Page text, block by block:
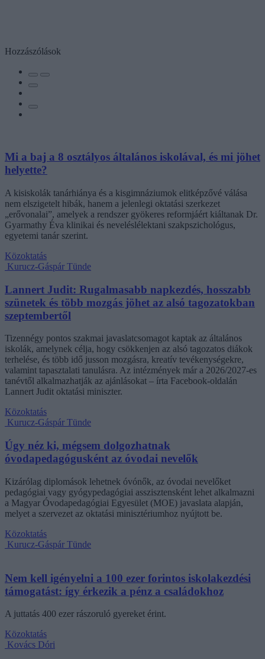
Hozzászólások
Mi a baj a 8 osztályos általános iskolával, és mi jöhet
helyette?
A kisiskolák tanárhiánya és a kisgimnáziumok elitképzővé válása
nem elszigetelt hibák, hanem a jelenlegi oktatási szerkezet
„erővonalai”, amelyek a rendszer gyökeres reformjáért kiáltanak Dr.
Gyarmathy Éva klinikai és neveléslélektani szakpszichológus,
egyetemi tanár szerint.
Közoktatás
Kurucz-Gáspár Tünde
Lannert Judit: Rugalmasabb napkezdés, hosszabb
szünetek és több mozgás jöhet az alsó tagozatokban
szeptembertől
Tizennégy pontos szakmai javaslatcsomagot kaptak az általános
iskolák, amelynek célja, hogy csökkenjen az alsó tagozatos diákok
terhelése, és több idő jusson mozgásra, kreatív tevékenységekre,
valamint tapasztalati tanulásra. Az intézmények már a 2026/2027-es
tanévtől alkalmazhatják az ajánlásokat – írta Facebook-oldalán
Lannert Judit oktatási miniszter.
Közoktatás
Kurucz-Gáspár Tünde
Úgy néz ki, mégsem dolgozhatnak
óvodapedagógusként az óvodai nevelők
Kizárólag diplomások lehetnek óvónők, az óvodai nevelőket
pedagógiai vagy gyógypedagógiai asszisztensként lehet alkalmazni
a Magyar Óvodapedagógiai Egyesület (MOE) javaslata alapján,
melyet a szervezet az oktatási minisztériumhoz nyújtott be.
Közoktatás
Kurucz-Gáspár Tünde
Nem kell igényelni a 100 ezer forintos iskolakezdési
támogatást: így érkezik a pénz a családokhoz
A juttatás 400 ezer rászoruló gyereket érint.
Közoktatás
Kovács Dóri